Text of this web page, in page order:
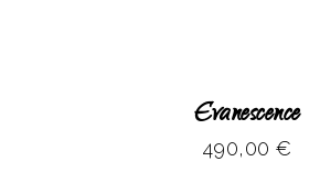
Evanescence
490,00 €